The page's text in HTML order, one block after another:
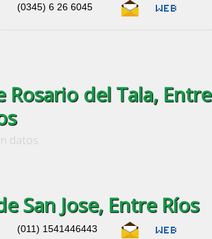
(0345) 6 26 6045
Rosario del Tala, Entre
datos
San Jose, Entre Ríos
(011) 1541446443